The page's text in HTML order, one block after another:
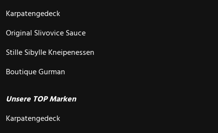
Karpatengedeck
Original Slivovice Sauce
Stille Sibylle Kneipenessen
Boutique Gurman
Unsere TOP Marken
Karpatengedeck